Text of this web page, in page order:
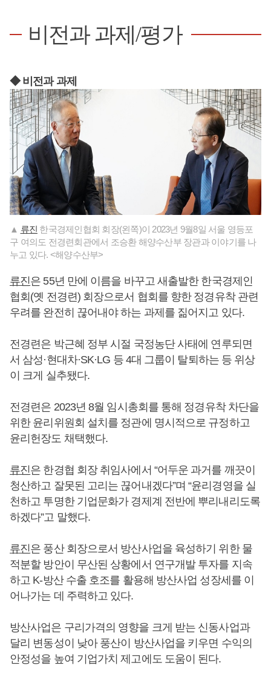
비전과 과제/평가
◆ 비전과 과제
▲ 류진 한국경제인협회 회장(왼쪽)이 2023년 9월8일 서울 영등포
구 여의도 전경련회관에서 조승환 해양수산부 장관과 이야기를 나
누고 있다. <해양수산부>
류진은 55년 만에 이름을 바꾸고 새출발한 한국경제인
협회(옛 전경련) 회장으로서 협회를 향한 정경유착 관련
우려를 완전히 끊어내야 하는 과제를 짊어지고 있다.
전경련은 박근혜 정부 시절 국정농단 사태에 연루되면
서 삼성·현대차·SK·LG 등 4대 그룹이 탈퇴하는 등 위상
이 크게 실추됐다.
전경련은 2023년 8월 임시총회를 통해 정경유착 차단을
위한 윤리위원회 설치를 정관에 명시적으로 규정하고
윤리헌장도 채택했다.
류진은 한경협 회장 취임사에서 “어두운 과거를 깨끗이
청산하고 잘못된 고리는 끊어내겠다”며 “윤리경영을 실
천하고 투명한 기업문화가 경제계 전반에 뿌리내리도록
하겠다”고 말했다.
류진은 풍산 회장으로서 방산사업을 육성하기 위한 물
적분할 방안이 무산된 상황에서 연구개발 투자를 지속
하고 K-방산 수출 호조를 활용해 방산사업 성장세를 이
어나가는 데 주력하고 있다.
방산사업은 구리가격의 영향을 크게 받는 신동사업과
달리 변동성이 낮아 풍산이 방산사업을 키우면 수익의
안정성을 높여 기업가치 제고에도 도움이 된다.